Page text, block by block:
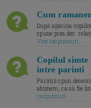
Cum
După apariția
spune prea des:
Vezi raspunsuri
Copilul simte
intre parinti
Părinții spun
abținem, ca să fie
raspunsuri